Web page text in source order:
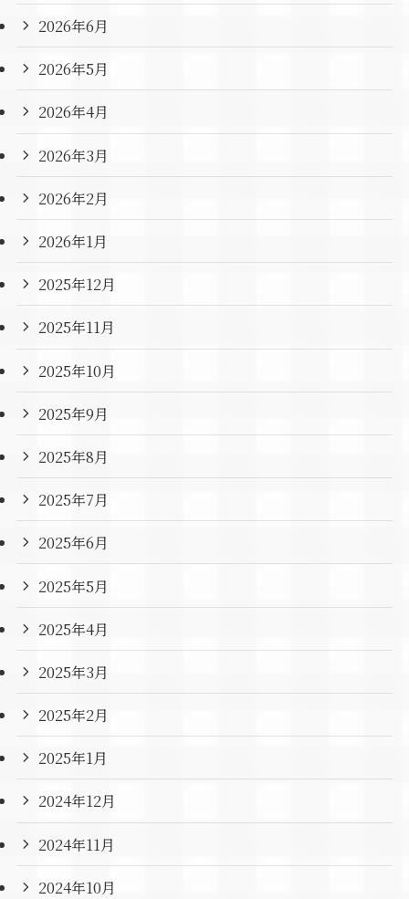
2026年6月
2026年5月
2026年4月
2026年3月
2026年2月
2026年1月
2025年12月
2025年11月
2025年10月
2025年9月
2025年8月
2025年7月
2025年6月
2025年5月
2025年4月
2025年3月
2025年2月
2025年1月
2024年12月
2024年11月
2024年10月